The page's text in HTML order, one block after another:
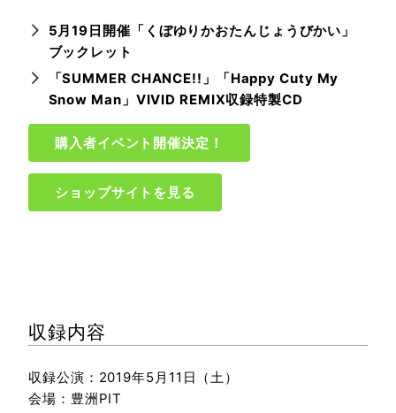
5月19日開催「くぼゆりかおたんじょうびかい」
ブックレット
「SUMMER CHANCE!!」「Happy Cuty My
Snow Man」VIVID REMIX収録特製CD
購入者イベント開催決定！
ショップサイトを見る
収録内容
収録公演：2019年5月11日（土）
会場：豊洲PIT